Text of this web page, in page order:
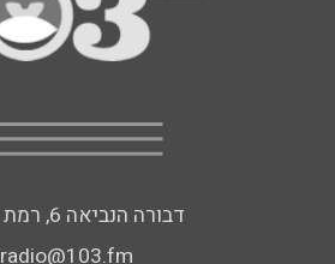
דבורה הנביאה 6, רמת השרון
radio@103.fm